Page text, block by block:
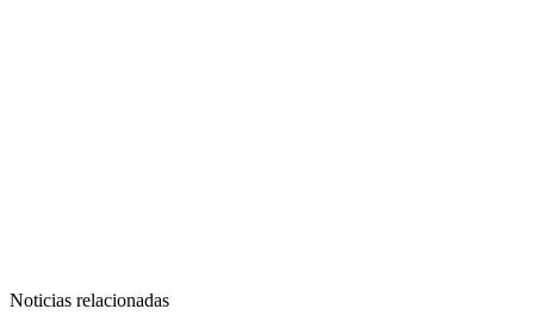
Noticias relacionadas